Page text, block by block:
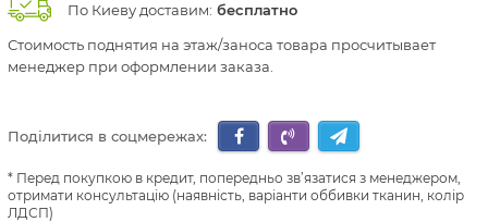
По Киеву доставим: бесплатно
Стоимость поднятия на этаж/заноса товара просчитывает
менеджер при оформлении заказа.
Поділитися в соцмережах:
Перед покупкою в кредит, попередньо зв’язатися з менеджером,
отримати консультацію (наявність, варіанти оббивки тканин, колір
ЛДСП)